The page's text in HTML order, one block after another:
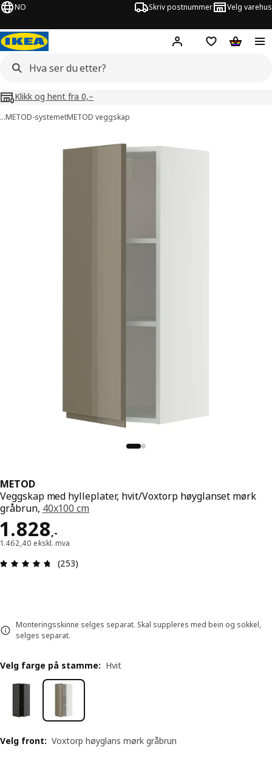
NO Skriv postnummer Velg varehus
Hej! Logg innHuskeliste
Klikk og hent fra 0,–
…METOD-systemetMETOD veggskap
METOD
Veggskap med hylleplater, hvit/Voxtorp høyglanset mørk
gråbrun, 40x100 cm
1.828,-
Pris 1828,-
1.462,40 ekskl. mva
Produktomtale: 4.7 ingen kundevurdering 5
(253)
Monteringsskinne selges separat. Skal suppleres med bein og sokkel,
selges separat.
Velg farge på stamme: Hvit
Velg front: Voxtorp høyglans mørk gråbrun